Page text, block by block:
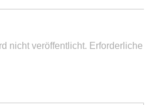
nicht veröffentlicht. Erforderliche